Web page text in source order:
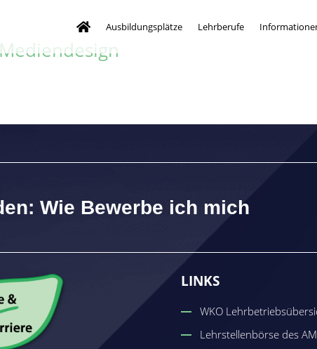
Ausbildungsplätze Lehrberufe
Wie Bewerbe ich mich
LINKS
WKO
Lehrstellenbörse des